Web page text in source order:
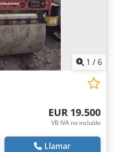
1 / 6
EUR 19.500
VB IVA no incluído
Llamar